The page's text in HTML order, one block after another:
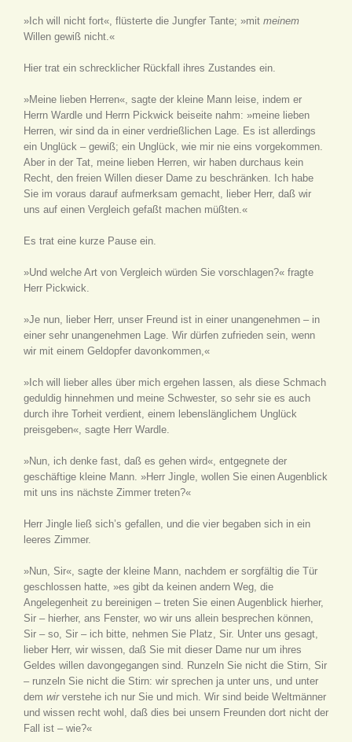
»Ich will nicht fort«, flüsterte die Jungfer Tante; »mit meinem
Willen gewiß nicht.«
Hier trat ein schrecklicher Rückfall ihres Zustandes ein.
»Meine lieben Herren«, sagte der kleine Mann leise, indem er
Herrn Wardle und Herrn Pickwick beiseite nahm: »meine lieben
Herren, wir sind da in einer verdrießlichen Lage. Es ist allerdings
ein Unglück – gewiß; ein Unglück, wie mir nie eins vorgekommen.
Aber in der Tat, meine lieben Herren, wir haben durchaus kein
Recht, den freien Willen dieser Dame zu beschränken. Ich habe
Sie im voraus darauf aufmerksam gemacht, lieber Herr, daß wir
uns auf einen Vergleich gefaßt machen müßten.«
Es trat eine kurze Pause ein.
»Und welche Art von Vergleich würden Sie vorschlagen?« fragte
Herr Pickwick.
»Je nun, lieber Herr, unser Freund ist in einer unangenehmen – in
einer sehr unangenehmen Lage. Wir dürfen zufrieden sein, wenn
wir mit einem Geldopfer davonkommen,«
»Ich will lieber alles über mich ergehen lassen, als diese Schmach
geduldig hinnehmen und meine Schwester, so sehr sie es auch
durch ihre Torheit verdient, einem lebenslänglichem Unglück
preisgeben«, sagte Herr Wardle.
»Nun, ich denke fast, daß es gehen wird«, entgegnete der
geschäftige kleine Mann. »Herr Jingle, wollen Sie einen Augenblick
mit uns ins nächste Zimmer treten?«
Herr Jingle ließ sich’s gefallen, und die vier begaben sich in ein
leeres Zimmer.
»Nun, Sir«, sagte der kleine Mann, nachdem er sorgfältig die Tür
geschlossen hatte, »es gibt da keinen andern Weg, die
Angelegenheit zu bereinigen – treten Sie einen Augenblick hierher,
Sir – hierher, ans Fenster, wo wir uns allein besprechen können,
Sir – so, Sir – ich bitte, nehmen Sie Platz, Sir. Unter uns gesagt,
lieber Herr, wir wissen, daß Sie mit dieser Dame nur um ihres
Geldes willen davongegangen sind. Runzeln Sie nicht die Stirn, Sir
– runzeln Sie nicht die Stirn: wir sprechen ja unter uns, und unter
dem wirverstehe ich nur Sie und mich. Wir sind beide Weltmänner
und wissen recht wohl, daß dies bei unsern Freunden dort nicht der
Fall ist – wie?«